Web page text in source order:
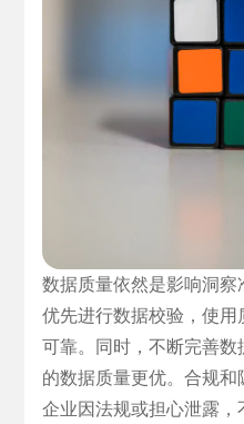
数据质量依然是影响洞
优先进行数据校验，使
可靠。同时，不断完善
的数据质量更优。合规
企业因法规或担心泄露